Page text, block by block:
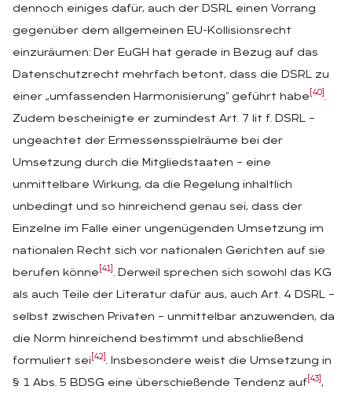
dennoch einiges dafür, auch der DSRL einen Vorrang
gegenüber dem allgemeinen EU-Kollisionsrecht
einzuräumen: Der EuGH hat gerade in Bezug auf das
Datenschutzrecht mehrfach betont, dass die DSRL zu
einer „umfassenden Harmonisierung“ geführt habe [40] .
Zudem bescheinigte er zumindest Art. 7 lit f. DSRL –
ungeachtet der Ermessensspielräume bei der
Umsetzung durch die Mitgliedstaaten – eine
unmittelbare Wirkung, da die Regelung inhaltlich
unbedingt und so hinreichend genau sei, dass der
Einzelne im Falle einer ungenügenden Umsetzung im
nationalen Recht sich vor nationalen Gerichten auf sie
berufen könne [41] . Derweil sprechen sich sowohl das KG
als auch Teile der Literatur dafür aus, auch Art. 4 DSRL –
selbst zwischen Privaten – unmittelbar anzuwenden, da
die Norm hinreichend bestimmt und abschließend
formuliert sei [42] . Insbesondere weist die Umsetzung in
§ 1 Abs. 5 BDSG eine überschießende Tendenz auf [43] ,